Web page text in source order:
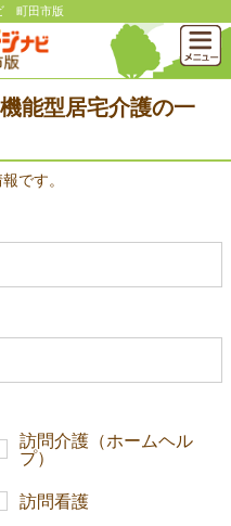
町田市版
能型居宅介護の一
です。
訪問介護（ホームヘル
プ）
訪問看護